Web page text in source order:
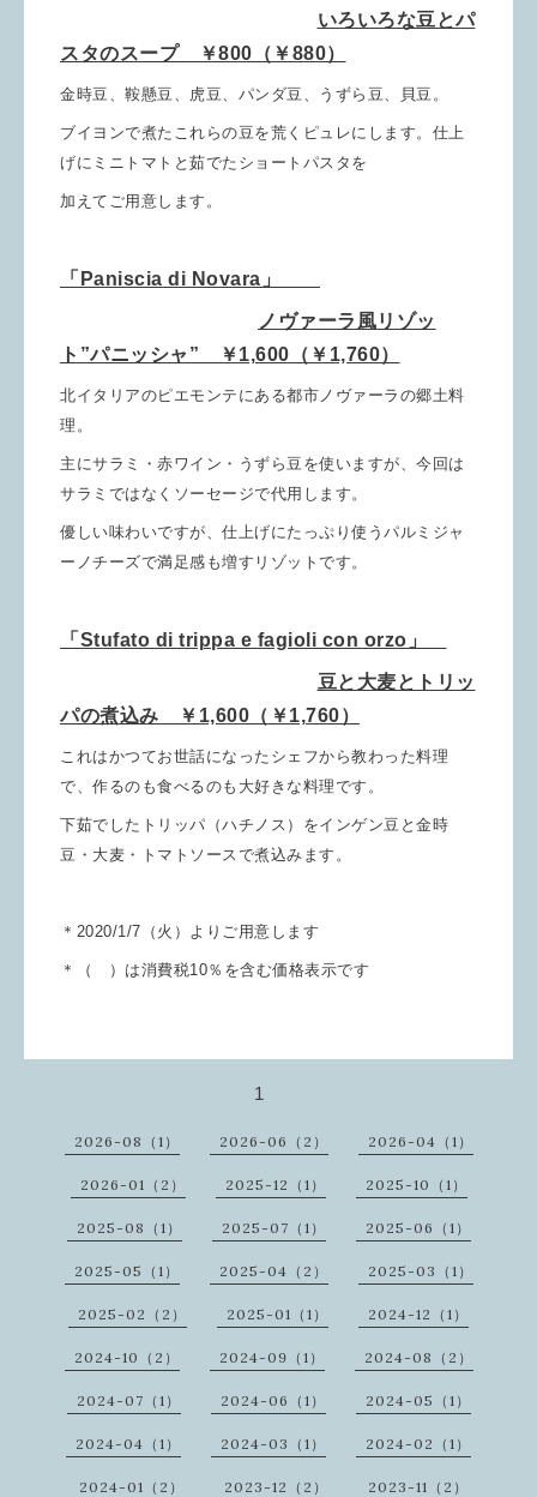
いろいろな豆とパ
スタのスープ ￥800（￥880）
金時豆、鞍懸豆、虎豆、パンダ豆、うずら豆、貝豆。
ブイヨンで煮たこれらの豆を荒くピュレにします。仕上
げにミニトマトと茹でたショートパスタを
加えてご用意します。
「Paniscia di Novara」
ノヴァーラ風リゾッ
ト”パニッシャ” ￥1,600（￥1,760）
北イタリアのピエモンテにある都市ノヴァーラの郷土料
理。
主にサラミ・赤ワイン・うずら豆を使いますが、今回は
サラミではなくソーセージで代用します。
優しい味わいですが、仕上げにたっぷり使うパルミジャ
ーノチーズで満足感も増すリゾットです。
「Stufato di trippa e fagioli con orzo」
豆と大麦とトリッ
パの煮込み ￥1,600（￥1,760）
これはかつてお世話になったシェフから教わった料理
で、作るのも食べるのも大好きな料理です。
下茹でしたトリッパ（ハチノス）をインゲン豆と金時
豆・大麦・トマトソースで煮込みます。
＊2020/1/7（火）よりご用意します
＊（ ）は消費税10％を含む価格表示です
1
2026-08（1） 2026-06（2） 2026-04（1）
2026-01（2） 2025-12（1） 2025-10（1）
2025-08（1） 2025-07（1） 2025-06（1）
2025-05（1） 2025-04（2） 2025-03（1）
2025-02（2） 2025-01（1） 2024-12（1）
2024-10（2） 2024-09（1） 2024-08（2）
2024-07（1） 2024-06（1） 2024-05（1）
2024-04（1） 2024-03（1） 2024-02（1）
2024-01（2） 2023-12（2） 2023-11（2）